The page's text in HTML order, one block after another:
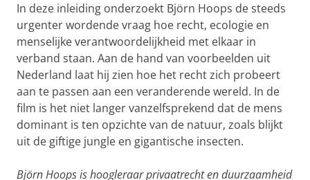
In deze inleiding onderzoekt Björn Hoops de steeds
urgenter wordende vraag hoe recht, ecologie en
menselijke verantwoordelijkheid met elkaar in
verband staan. Aan de hand van voorbeelden uit
Nederland laat hij zien hoe het recht zich probeert
aan te passen aan een veranderende wereld. In de
film is het niet langer vanzelfsprekend dat de mens
dominant is ten opzichte van de natuur, zoals blijkt
uit de giftige jungle en gigantische insecten.
Björn Hoops is hoogleraar privaatrecht en duurzaamheid